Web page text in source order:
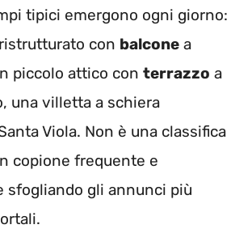
tipici emergono ogni giorno:
con balcone a
piccolo attico con terrazzo a
una villetta a schiera
Viola. Non è una classifica
copione frequente e
sfogliando gli annunci più